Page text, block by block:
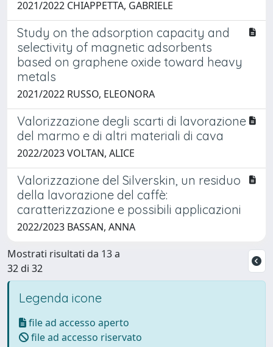
2021/2022 CHIAPPETTA, GABRIELE
Study on the adsorption capacity and
selectivity of magnetic adsorbents
based on graphene oxide toward heavy
metals
2021/2022 RUSSO, ELEONORA
Valorizzazione degli scarti di lavorazione
del marmo e di altri materiali di cava
2022/2023 VOLTAN, ALICE
Valorizzazione del Silverskin, un residuo
della lavorazione del caffè:
caratterizzazione e possibili applicazioni
2022/2023 BASSAN, ANNA
Mostrati risultati da 13 a
32 di 32
Legenda icone
file ad accesso aperto
file ad accesso riservato